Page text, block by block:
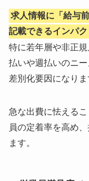
求人情報に「給与
記載できるインパ
特に若年層や非正
払いや週払いのニ
差別化要因になりま
急な出費に怯える
員の定着率を高め
ます。